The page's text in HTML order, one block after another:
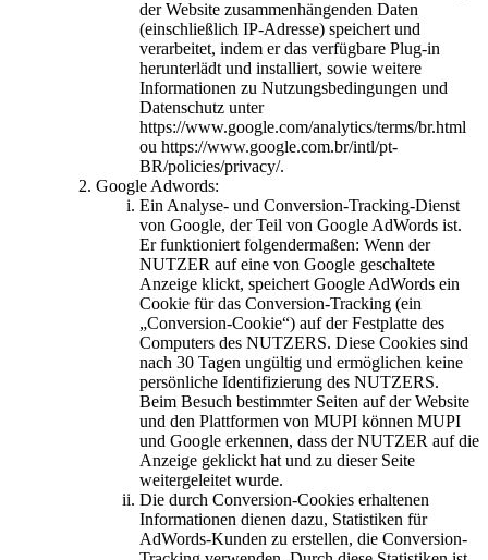
der Website zusammenhängenden Daten
(einschließlich IP-Adresse) speichert und
verarbeitet, indem er das verfügbare Plug-in
herunterlädt und installiert, sowie weitere
Informationen zu Nutzungsbedingungen und
Datenschutz unter
https://www.google.com/analytics/terms/br.html
ou https://www.google.com.br/intl/pt-
BR/policies/privacy/.
Google Adwords:
Ein Analyse- und Conversion-Tracking-Dienst
von Google, der Teil von Google AdWords ist.
Er funktioniert folgendermaßen: Wenn der
NUTZER auf eine von Google geschaltete
Anzeige klickt, speichert Google AdWords ein
Cookie für das Conversion-Tracking (ein
„Conversion-Cookie“) auf der Festplatte des
Computers des NUTZERS. Diese Cookies sind
nach 30 Tagen ungültig und ermöglichen keine
persönliche Identifizierung des NUTZERS.
Beim Besuch bestimmter Seiten auf der Website
und den Plattformen von MUPI können MUPI
und Google erkennen, dass der NUTZER auf die
Anzeige geklickt hat und zu dieser Seite
weitergeleitet wurde.
Die durch Conversion-Cookies erhaltenen
Informationen dienen dazu, Statistiken für
AdWords-Kunden zu erstellen, die Conversion-